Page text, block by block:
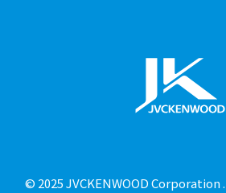
© 2025 JVCKENWOOD